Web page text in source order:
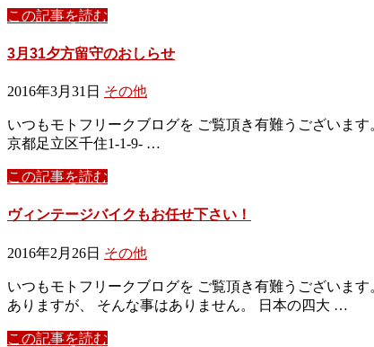
この記事を読む
3月31夕方留守のおしらせ
2016年3月31日 その他
いつもモトフリークブログを ご覧頂き有難うございま
京都足立区千住1-1-9- …
この記事を読む
ヴィンテージバイクもお任せ下さい！
2016年2月26日 その他
いつもモトフリークブログを ご覧頂き有難うございま
ありますが、 そんな事はありません。 日本の四大 …
この記事を読む